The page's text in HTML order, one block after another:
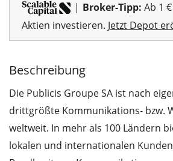
| Broker-Tipp: Ab 1
Aktien investieren. Jetzt Depot
Beschreibung
Die Publicis Groupe SA ist nach
drittgrößte Kommunikations- bzw.
weltweit. In mehr als 100 Ländern
lokalen und internationalen